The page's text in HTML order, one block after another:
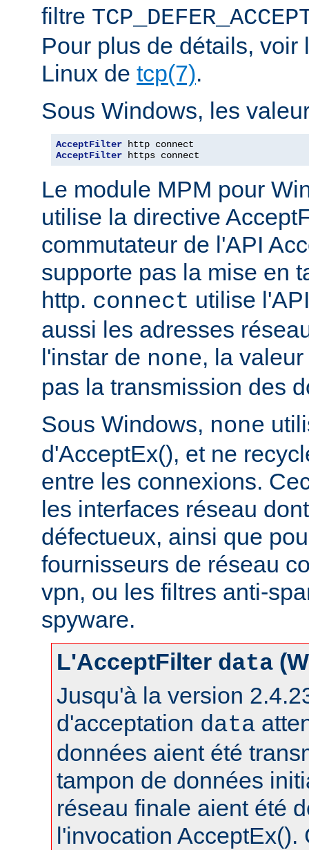
filtre
Pour plus de détails, voir
Linux de tcp(7).
Sous Windows, les
AcceptFilter
AcceptFilter https connect
Le module MPM pour
utilise la directive
commutateur de l'API
supporte pas la mise en
http. connect utilise
aussi les adresses
l'instar de none, la valeur
pas la transmission des
Sous Windows, none
d'AcceptEx(), et ne
entre les connexions.
les interfaces réseau
défectueux, ainsi que
fournisseurs de réseau
vpn, ou les filtres anti-
spyware.
L'AcceptFilter data
Jusqu'à la version
d'acceptation data
données aient été
tampon de données
réseau finale aient été
l'invocation AcceptEx().